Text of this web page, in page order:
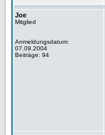
Joe
Mitglied
Anmeldungsdatum:
07.09.2004
Beiträge: 94